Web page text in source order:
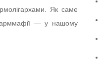
Як саме
— у нашому